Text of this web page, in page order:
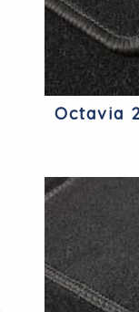
Octavia